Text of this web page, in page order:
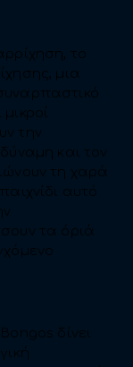
το
μια
την
και τον
τη χαρά
αυτό
τα όριά
δίνει